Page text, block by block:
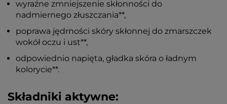
wyraźne zmniejszenie skłonności do
nadmiernego złuszczania**,
poprawa jędrności skóry skłonnej do zmarszczek
wokół oczu i ust**,
odpowiednio napięta, gładka skóra o ładnym
kolorycie**.
Składniki aktywne: